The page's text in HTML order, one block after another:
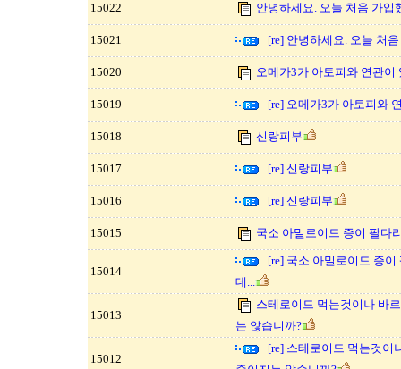
15022 안녕하세요. 오늘 처음 가입
15021 [re] 안녕하세요. 오늘 처
15020 오메가3가 아토피와 연관이
15019 [re] 오메가3가 아토피와
15018 신랑피부
15017 [re] 신랑피부
15016 [re] 신랑피부
15015 국소 아밀로이드 증이 팔다
15014
[re] 국소 아밀로이드 증
데...
15013
스테로이드 먹는것이나 바
는 않습니까?
15012
[re] 스테로이드 먹는것이